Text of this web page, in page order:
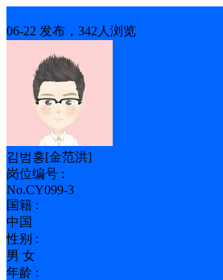
06-22 发布，342人浏览
김범홍[金范洪]
岗位编号 :
No.CY099-3
国籍 :
中国
性别 :
男 女
年龄 :